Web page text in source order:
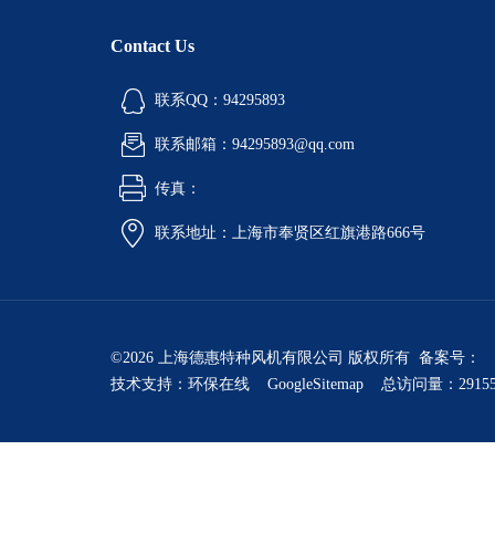
Contact Us
联系QQ：94295893
联系邮箱：94295893@qq.com
传真：
联系地址：上海市奉贤区红旗港路666号
©2026 上海德惠特种风机有限公司 版权所有 备案号：
技术支持： 环保在线 GoogleSitemap 总访问量：